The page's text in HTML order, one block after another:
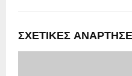
ΣΧΕΤΙΚΈΣ